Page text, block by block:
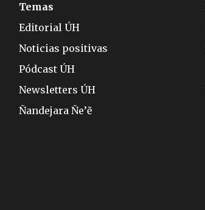
Temas
Editorial ÚH
Noticias positivas
Pódcast ÚH
Newsletters ÚH
Ñandejara Ñe’ẽ